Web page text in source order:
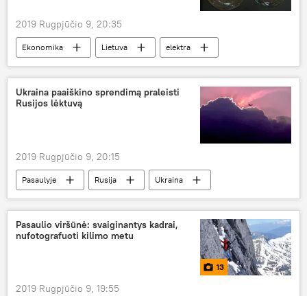
2019 Rugpjūčio 9, 20:35
Ekonomika Lietuva
elektra
Rusija
Ukraina paaiškino sprendimą praleisti
Rusijos lėktuvą
2019 Rugpjūčio 9, 20:15
Pasaulyje Rusija
Ukraina
perkūnija
Pasaulio viršūnė: svaiginantys kadrai,
nufotografuoti kilimo metu
13
2019 Rugpjūčio 9, 19:55